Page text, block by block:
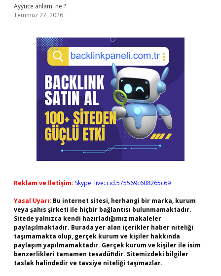
Ayyuce anlamı ne ?
Temmuz 27, 2026
Reklam ve İletişim: Skype: live:.cid.575569c608265c69
Yasal Uyarı: Bu internet sitesi, herhangi bir marka, kurum
veya şahıs şirketi ile hiçbir bağlantısı bulunmamaktadır.
Sitede yalnızca kendi hazırladığımız makaleler
paylaşılmaktadır. Burada yer alan içerikler haber niteliği
taşımamakta olup, gerçek kurum ve kişiler hakkında
paylaşım yapılmamaktadır. Gerçek kurum ve kişiler ile isim
benzerlikleri tamamen tesadüfidir. Sitemizdeki bilgiler
taslak halindedir ve tavsiye niteliği taşımazlar.